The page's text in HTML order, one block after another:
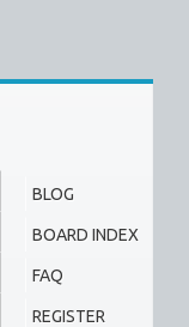
BLOG
BOARD INDEX
FAQ
REGISTER